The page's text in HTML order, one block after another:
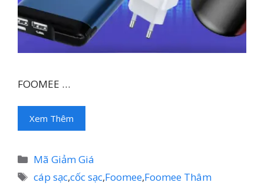
FOOMEE …
Xem Thêm
Danh
mục
Mã Giảm Giá
Thẻ
cáp sạc,cốc sạc,Foomee,Foomee Thâm